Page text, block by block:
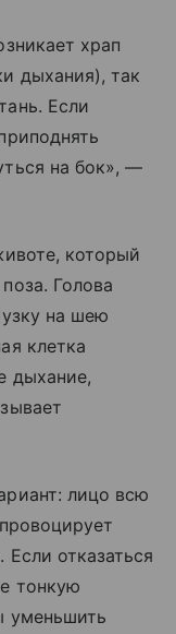
храп
дыхания), так
Если
на бок», —
который
Голова
на шею
клетка
дыхание,
лицо всю
отказаться
тонкую
уменьшить